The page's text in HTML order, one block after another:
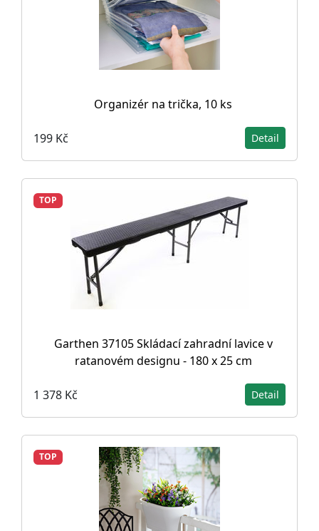
Organizér na trička, 10 ks
199 Kč Detail
TOP
Garthen 37105 Skládací zahradní lavice v
ratanovém designu - 180 x 25 cm
1 378 Kč Detail
TOP